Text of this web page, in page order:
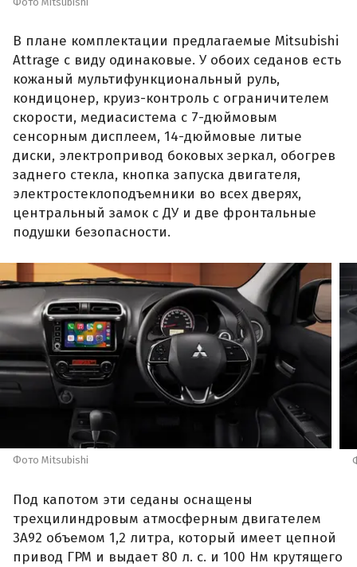
В плане комплектации предлагаемые Mitsubishi
Attrage с виду одинаковые. У обоих седанов есть
кожаный мультифункциональный руль,
кондицонер, круиз-контроль с ограничителем
скорости, медиасистема с 7-дюймовым
сенсорным дисплеем, 14-дюймовые литые
диски, электропривод боковых зеркал, обогрев
заднего стекла, кнопка запуска двигателя,
электростеклоподъемники во всех дверях,
центральный замок с ДУ и две фронтальные
подушки безопасности.
Фото Mitsubishi
Под капотом эти седаны оснащены
трехцилиндровым атмосферным двигателем
3A92 объемом 1,2 литра, который имеет цепной
привод ГРМ и выдает 80 л. с. и 100 Нм крутящего